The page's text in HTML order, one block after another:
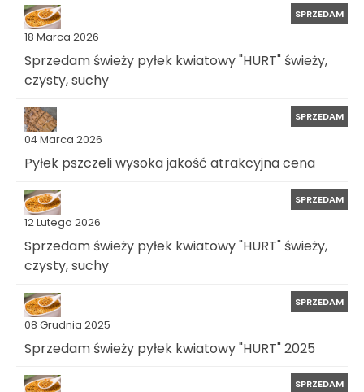
18 Marca 2026
SPRZEDAM
Sprzedam świeży pyłek kwiatowy "HURT" świeży,
czysty, suchy
04 Marca 2026
SPRZEDAM
Pyłek pszczeli wysoka jakość atrakcyjna cena
12 Lutego 2026
SPRZEDAM
Sprzedam świeży pyłek kwiatowy "HURT" świeży,
czysty, suchy
08 Grudnia 2025
SPRZEDAM
Sprzedam świeży pyłek kwiatowy "HURT" 2025
SPRZEDAM